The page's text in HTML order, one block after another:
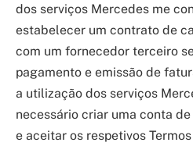
dos serviços Mercedes me
estabelecer um contrato de
com um fornecedor terceiro
pagamento e emissão de
a utilização dos serviços
necessário criar uma conta
e aceitar os respetivos